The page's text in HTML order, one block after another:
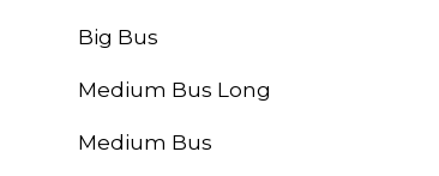
Jenis Kendaraan
Big Bus
Medium Bus Long
Medium Bus